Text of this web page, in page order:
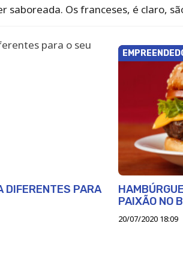
saboreada. Os franceses, é claro,
DIFERENTES PARA
PAIXÃO NO
20/07/2020 18:09